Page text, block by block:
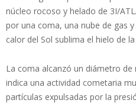
núcleo rocoso y helado de 3I/
por una coma, una nube de gas
calor del Sol sublima el hielo de
La coma alcanzó un diámetro
indica una actividad cometaria
partículas expulsadas por la